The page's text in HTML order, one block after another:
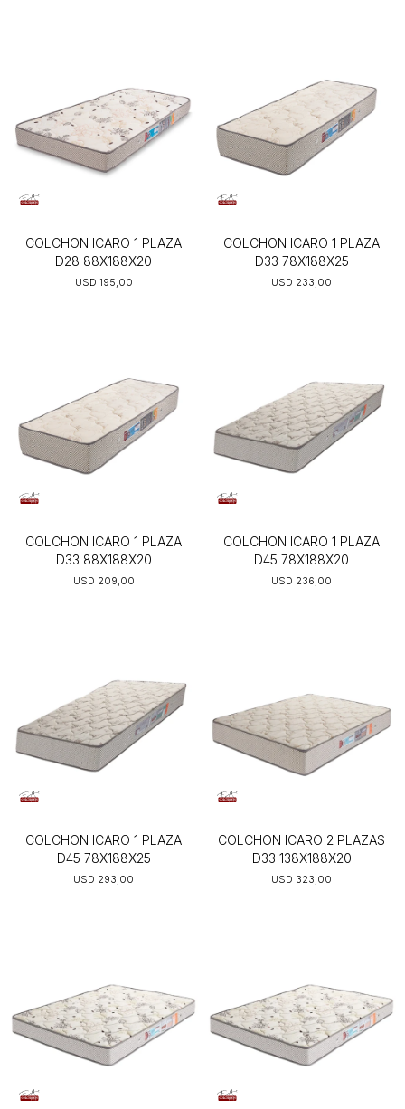
COLCHON ICARO 1 PLAZA
D28 88X188X20
USD 195,00
COLCHON ICARO 1 PLAZA
D33 78X188X25
USD 233,00
COLCHON ICARO 1 PLAZA
D33 88X188X20
USD 209,00
COLCHON ICARO 1 PLAZA
D45 78X188X20
USD 236,00
COLCHON ICARO 1 PLAZA
D45 78X188X25
USD 293,00
COLCHON ICARO 2 PLAZAS
D33 138X188X20
USD 323,00